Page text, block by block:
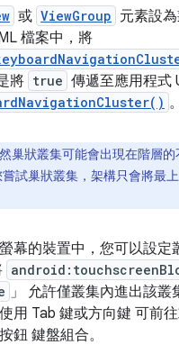
或 ViewGroup 元素設
檔案中，將
將 true 傳遞至應用程式
。
巢狀叢集可能會出現在階層
試巢狀叢集，架構只會將最
幕的裝置中，您可以設定
」 允許僅叢集內進出該叢
用 Tab 鍵或方向鍵 可前
鈕 鍵盤組合。